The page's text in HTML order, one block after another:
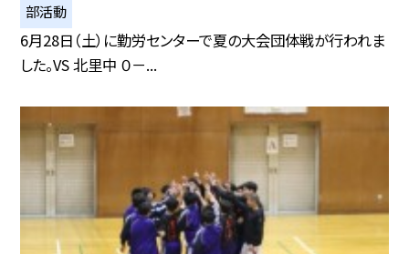
部活動
6月28日（土）に勤労センターで夏の大会団体戦が行われま
した。VS 北里中 ０－...